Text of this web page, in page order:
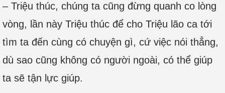
– Triệu thúc, chúng ta cũng đừng quanh co lòng
vòng, lần này Triệu thúc để cho Triệu lão ca tới
tìm ta đến cùng có chuyện gì, cứ việc nói thẳng,
dù sao cũng không có người ngoài, có thể giúp
ta sẽ tận lực giúp.